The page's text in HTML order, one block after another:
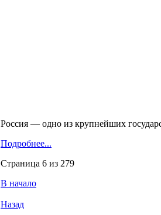
Россия — одно из крупнейших
Подробнее...
Страница 6 из 279
В начало
Назад